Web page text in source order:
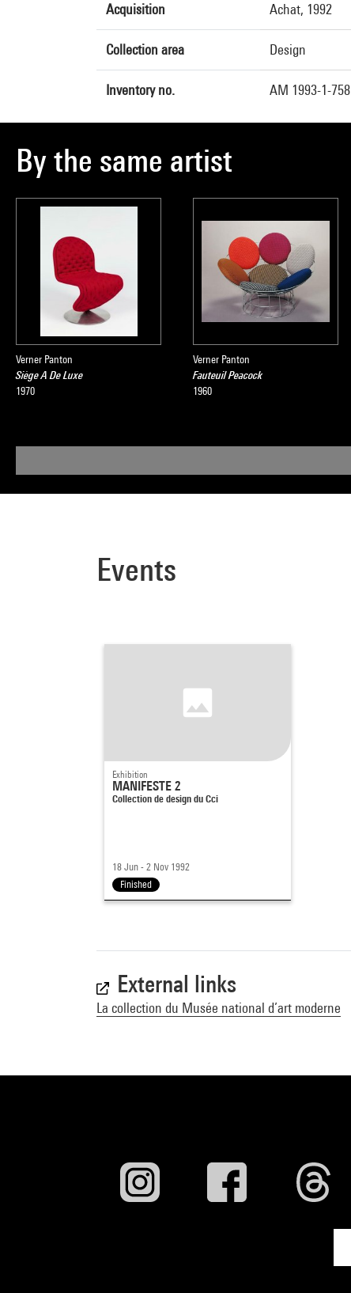
Acquisition Achat, 1992
Collection area Design
Inventory no. AM 1993-1-758
By the same artist
Verner Panton
Siège A De Luxe
1970
Verner Panton
Fauteuil Peacock
1960
Events
Exhibition
MANIFESTE 2
Collection de design du Cci
18 Jun - 2 Nov 1992
Finished
External links
La collection du Musée national d’art moderne